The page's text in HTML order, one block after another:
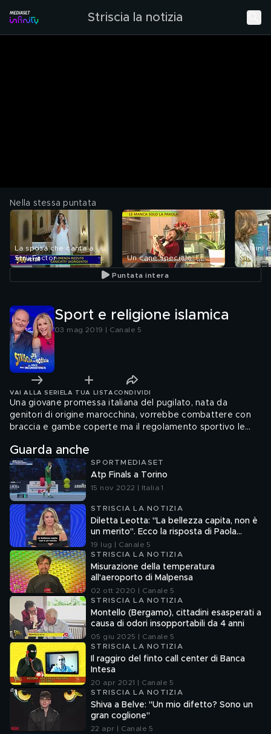
Striscia la notizia
Nella stessa puntata
La sposa che canta a
StrixFactor
Un cane speciale
Salvini
Siri
Puntata intera
Sport e religione islamica
03 mag 2019 | Canale 5
VAI ALLA SERIE LA TUA LISTA CONDIVIDI
Una giovane promessa italiana del pugilato, nata da
genitori di origine marocchina, vorrebbe combattere con
braccia e gambe coperte ma il regolamento sportivo le
Guarda anche
SPORTMEDIASET
Atp Finals a Torino
15 nov 2022 | Italia 1
STRISCIA LA NOTIZIA
Diletta Leotta: "La bellezza capita, non è
un merito". Ecco la risposta di Paola
Ferrari
19 lug | Canale 5
STRISCIA LA NOTIZIA
Misurazione della temperatura
all'aeroporto di Malpensa
02 ott 2020 | Canale 5
STRISCIA LA NOTIZIA
Montello (Bergamo), cittadini esasperati a
causa di odori insopportabili da 4 anni
05 giu 2025 | Canale 5
STRISCIA LA NOTIZIA
Il raggiro del finto call center di Banca
Intesa
20 apr 2021 | Canale 5
STRISCIA LA NOTIZIA
Shiva a Belve: "Un mio difetto? Sono un
gran coglione"
22 apr | Canale 5